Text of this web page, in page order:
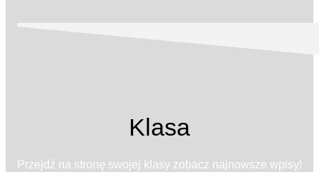
Klasa
Przejdź na stronę swojej klasy zobacz najnowsze wpisy!